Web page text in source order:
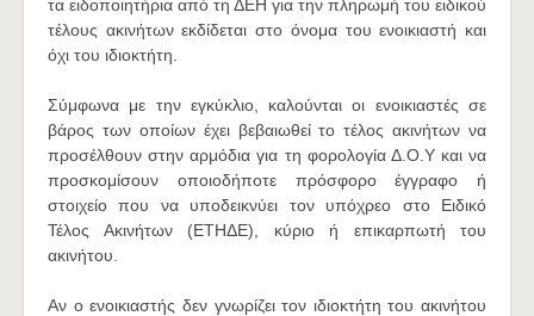
τα ειδοποιητήρια από τη ΔΕΗ για την πληρωμή του ειδικού
τέλους ακινήτων εκδίδεται στο όνομα του ενοικιαστή και
όχι του ιδιοκτήτη.
Σύμφωνα με την εγκύκλιο, καλούνται οι ενοικιαστές σε
βάρος των οποίων έχει βεβαιωθεί το τέλος ακινήτων να
προσέλθουν στην αρμόδια για τη φορολογία Δ.Ο.Υ και να
προσκομίσουν οποιοδήποτε πρόσφορο έγγραφο ή
στοιχείο που να υποδεικνύει τον υπόχρεο στο Ειδικό
Τέλος Ακινήτων (ΕΤΗΔΕ), κύριο ή επικαρπωτή του
ακινήτου.
Αν ο ενοικιαστής δεν γνωρίζει τον ιδιοκτήτη του ακινήτου